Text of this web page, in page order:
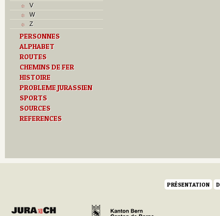
Paroisses
R
S
Sociétés locales
T
U
V
Z
V
W
Z
PERSONNES
ALPHABET
ROUTES
CHEMINS DE FER
HISTOIRE
PROBLEME JURASSIEN
SPORTS
SOURCES
REFERENCES
PRÉSENTATION